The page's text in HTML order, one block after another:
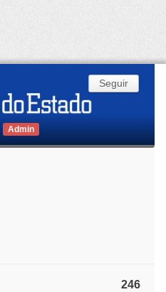
Admin
Seguir
246